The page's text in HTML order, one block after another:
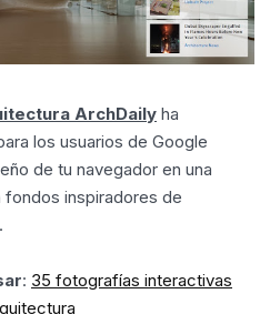
ArchDaily ha
los usuarios de Google
de tu navegador en una
inspiradores de
: 35 fotografías interactivas